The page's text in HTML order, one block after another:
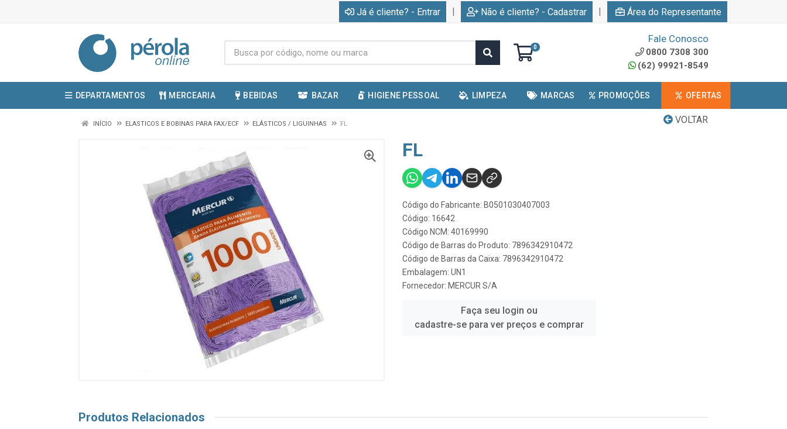
Já é cliente? - Entrar | Não é cliente? - Cadastrar | Área do Representante
0
Fale Conosco
0800 7308 300
(62) 99921-8549
DEPARTAMENTOS MERCEARIA BEBIDAS BAZAR HIGIENE PESSOAL LIMPEZA MARCAS PROMOÇÕES OFERTAS
VOLTAR
INÍCIO ELASTICOS E BOBINAS PARA FAX/ECF ELÁSTICOS / LIGUINHAS FL
FL
Código do Fabricante: B0501030407003
Código: 16642
Código NCM: 40169990
Código de Barras do Produto: 7896342910472
Código de Barras da Caixa: 7896342910472
Embalagem: UN1
Fornecedor: MERCUR S/A
Faça seu login ou
cadastre-se para ver preços e comprar
Produtos Relacionados